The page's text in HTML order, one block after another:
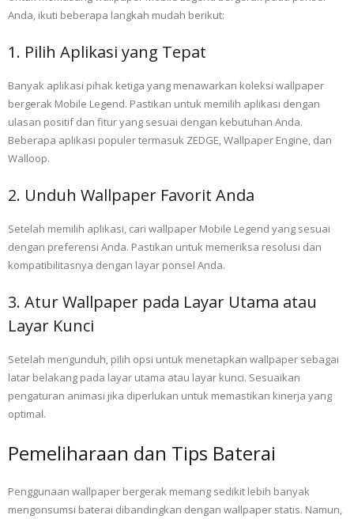
Anda, ikuti beberapa langkah mudah berikut:
1. Pilih Aplikasi yang Tepat
Banyak aplikasi pihak ketiga yang menawarkan koleksi wallpaper
bergerak Mobile Legend. Pastikan untuk memilih aplikasi dengan
ulasan positif dan fitur yang sesuai dengan kebutuhan Anda.
Beberapa aplikasi populer termasuk ZEDGE, Wallpaper Engine, dan
Walloop.
2. Unduh Wallpaper Favorit Anda
Setelah memilih aplikasi, cari wallpaper Mobile Legend yang sesuai
dengan preferensi Anda. Pastikan untuk memeriksa resolusi dan
kompatibilitasnya dengan layar ponsel Anda.
3. Atur Wallpaper pada Layar Utama atau
Layar Kunci
Setelah mengunduh, pilih opsi untuk menetapkan wallpaper sebagai
latar belakang pada layar utama atau layar kunci. Sesuaikan
pengaturan animasi jika diperlukan untuk memastikan kinerja yang
optimal.
Pemeliharaan dan Tips Baterai
Penggunaan wallpaper bergerak memang sedikit lebih banyak
mengonsumsi baterai dibandingkan dengan wallpaper statis. Namun,